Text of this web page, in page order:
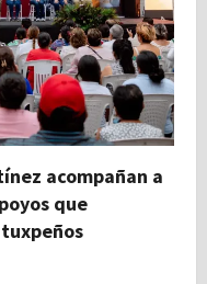
acompañan a
que